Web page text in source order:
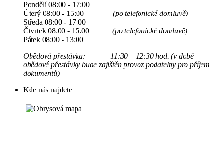
Pondělí 08:00 - 17:00
Úterý 08:00 - 15:00 (po telefonické domluvě)
Středa 08:00 - 17:00
Čtvrtek 08:00 - 15:00 (po telefonické domluvě)
Pátek 08:00 - 13:00
Obědová přestávka: 11:30 – 12:30 hod. (v době
obědové přestávky bude zajištěn provoz podatelny pro příjem
dokumentů)
Kde nás najdete